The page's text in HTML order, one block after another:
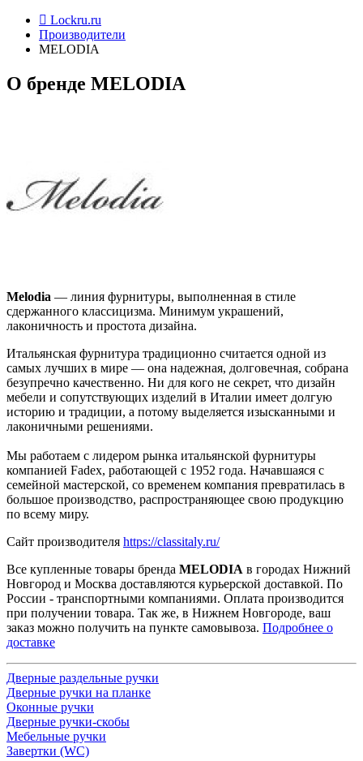
Lockru.ru
Производители
MELODIA
О бренде MELODIA
Melodia — линия фурнитуры, выполненная в стиле
сдержанного классицизма. Минимум украшений,
лаконичность и простота дизайна.
Итальянская фурнитура традиционно считается одной из
самых лучших в мире — она надежная, долговечная, собрана
безупречно качественно. Ни для кого не секрет, что дизайн
мебели и сопутствующих изделий в Италии имеет долгую
историю и традиции, а потому выделяется изысканными и
лаконичными решениями.
Мы работаем с лидером рынка итальянской фурнитуры
компанией Fadex, работающей с 1952 года. Начавшаяся с
семейной мастерской, со временем компания превратилась в
большое производство, распространяющее свою продукцию
по всему миру.
Сайт производителя https://classitaly.ru/
Все купленные товары бренда MELODIA в городах Нижний
Новгород и Москва доставляются курьерской доставкой. По
России - транспортными компаниями. Оплата производится
при получении товара. Так же, в Нижнем Новгороде, ваш
заказ можно получить на пункте самовывоза. Подробнее о
доставке
Дверные раздельные ручки
Дверные ручки на планке
Оконные ручки
Дверные ручки-скобы
Мебельные ручки
Завертки (WC)